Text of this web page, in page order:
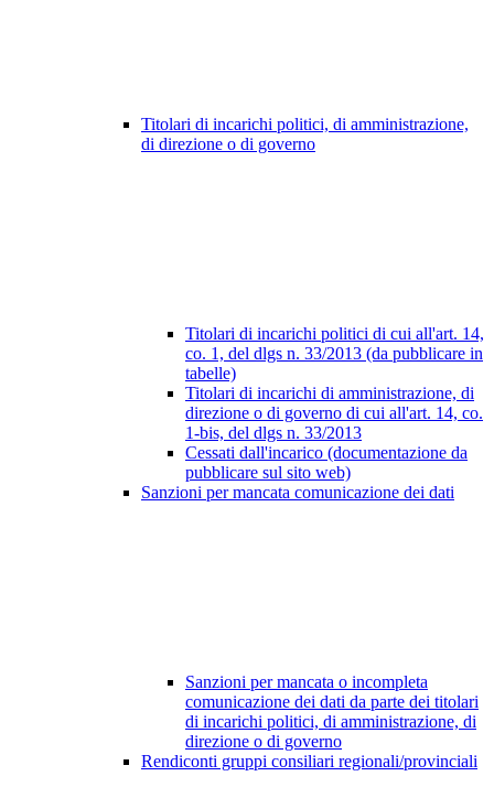
Titolari di incarichi politici, di amministrazione,
di direzione o di governo
Titolari di incarichi politici di cui all'art. 14,
co. 1, del dlgs n. 33/2013 (da pubblicare in
tabelle)
Titolari di incarichi di amministrazione, di
direzione o di governo di cui all'art. 14, co.
1-bis, del dlgs n. 33/2013
Cessati dall'incarico (documentazione da
pubblicare sul sito web)
Sanzioni per mancata comunicazione dei dati
Sanzioni per mancata o incompleta
comunicazione dei dati da parte dei titolari
di incarichi politici, di amministrazione, di
direzione o di governo
Rendiconti gruppi consiliari regionali/provinciali